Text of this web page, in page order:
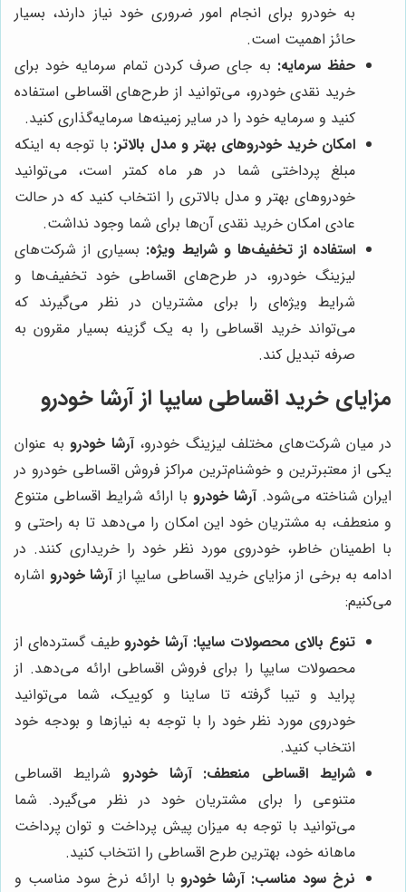
به خودرو برای انجام امور ضروری خود نیاز دارند، بسیار
حائز اهمیت است.
حفظ سرمایه: به جای صرف کردن تمام سرمایه خود برای
خرید نقدی خودرو، می‌توانید از طرح‌های اقساطی استفاده
کنید و سرمایه خود را در سایر زمینه‌ها سرمایه‌گذاری کنید.
امکان خرید خودروهای بهتر و مدل بالاتر: با توجه به اینکه
مبلغ پرداختی شما در هر ماه کمتر است، می‌توانید
خودروهای بهتر و مدل بالاتری را انتخاب کنید که در حالت
عادی امکان خرید نقدی آن‌ها برای شما وجود نداشت.
استفاده از تخفیف‌ها و شرایط ویژه: بسیاری از شرکت‌های
لیزینگ خودرو، در طرح‌های اقساطی خود تخفیف‌ها و
شرایط ویژه‌ای را برای مشتریان در نظر می‌گیرند که
می‌تواند خرید اقساطی را به یک گزینه بسیار مقرون به
صرفه تبدیل کند.
مزایای خرید اقساطی سایپا از آرشا خودرو
در میان شرکت‌های مختلف لیزینگ خودرو،آرشا خودرو به عنوان
یکی از معتبرترین و خوشنام‌ترین مراکز فروش اقساطی خودرو در
ایران شناخته می‌شود.آرشا خودرو با ارائه شرایط اقساطی متنوع
و منعطف، به مشتریان خود این امکان را می‌دهد تا به راحتی و
با اطمینان خاطر، خودروی مورد نظر خود را خریداری کنند. در
ادامه به برخی از مزایای خرید اقساطی سایپا ازآرشا خودرو اشاره
می‌کنیم:
تنوع بالای محصولات سایپا: آرشا خودرو طیف گسترده‌ای از
محصولات سایپا را برای فروش اقساطی ارائه می‌دهد. از
پراید و تیبا گرفته تا ساینا و کوییک، شما می‌توانید
خودروی مورد نظر خود را با توجه به نیازها و بودجه خود
انتخاب کنید.
شرایط اقساطی منعطف: آرشا خودرو شرایط اقساطی
متنوعی را برای مشتریان خود در نظر می‌گیرد. شما
می‌توانید با توجه به میزان پیش پرداخت و توان پرداخت
ماهانه خود، بهترین طرح اقساطی را انتخاب کنید.
نرخ سود مناسب: آرشا خودرو با ارائه نرخ سود مناسب و